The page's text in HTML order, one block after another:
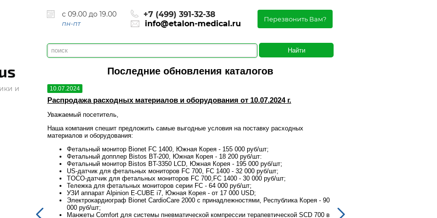
и
с 09.00 до 19.00
пн-пт
+7 (499) 391-32-38
info@etalon-medical.ru
Перезвонить Вам?
Последние обновления каталогов
SCD 700 в
10.07.2024
Распродажа расходных материалов и оборудования от 10.07.2024 г.
Уважаемый посетитель,
Наша компания спешит предложить самые выгодные условия на поставку расходных
материалов и оборудования:
Фетальный монитор Bionet FC 1400, Южная Корея - 155 000 руб/шт;
Фетальный допплер Bistos BT-200, Южная Корея - 18 200 руб/шт:
Фетальный монитор Bistos BT-3350 LCD, Южная Корея - 195 000 руб/шт;
US-датчик для фетальных мониторов FC 700, FC 1400 - 32 000 руб/шт;
TOCO-датчик для фетальных мониторов FC 700,FC 1400 - 30 000 руб/шт;
Тележка для фетальных мониторов серии FC - 64 000 руб/шт;
УЗИ аппарат Alpinion E-CUBE i7, Южная Корея - от 17 000 USD;
Электрокардиограф Bionet CardioCare 2000 с принадлежностями, Республика Корея - 90
000 руб/шт;
Манжеты Comfort для системы пневматической компрессии терапевтической SCD 700 в